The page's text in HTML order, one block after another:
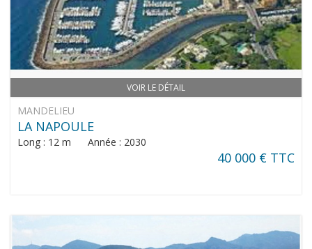
VOIR LE DÉTAIL
MANDELIEU
LA NAPOULE
Long : 12 m Année : 2030
40 000 € TTC